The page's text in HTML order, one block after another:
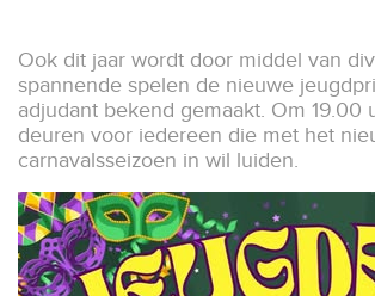
Ook dit jaar wordt door middel van
spannende spelen de nieuwe
adjudant bekend gemaakt. Om 19.00
deuren voor iedereen die met het
carnavalsseizoen in wil luiden.